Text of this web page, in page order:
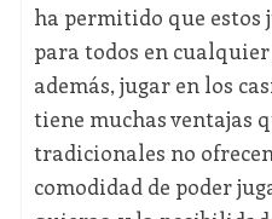
ha permitido que estos
para todos en
además, jugar en los
tiene muchas ventajas
tradicionales no
comodidad de poder